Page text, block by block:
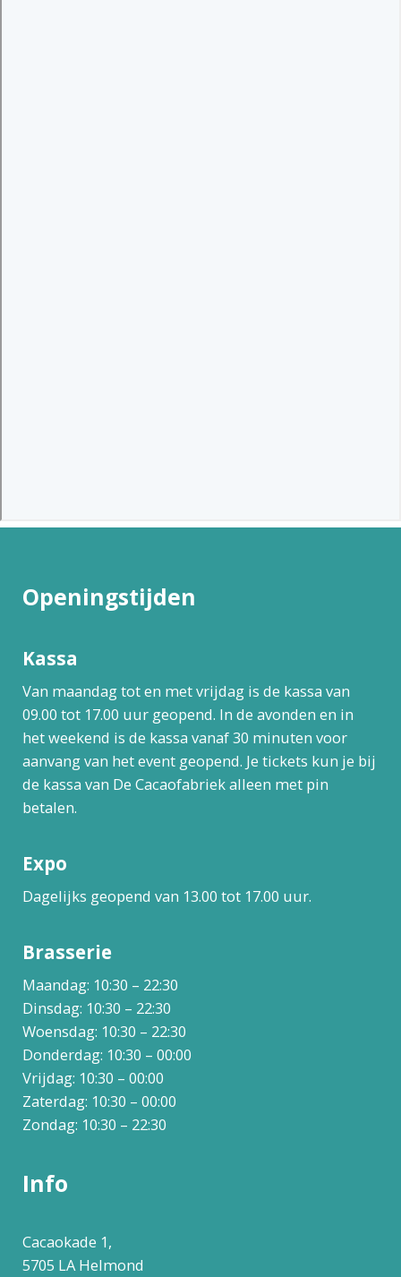
Openingstijden
Kassa
Van maandag tot en met vrijdag is de kassa van
09.00 tot 17.00 uur geopend. In de avonden en in
het weekend is de kassa vanaf 30 minuten voor
aanvang van het event geopend. Je tickets kun je bij
de kassa van De Cacaofabriek alleen met pin
betalen.
Expo
Dagelijks geopend van 13.00 tot 17.00 uur.
Brasserie
Maandag: 10:30 – 22:30
Dinsdag: 10:30 – 22:30
Woensdag: 10:30 – 22:30
Donderdag: 10:30 – 00:00
Vrijdag: 10:30 – 00:00
Zaterdag: 10:30 – 00:00
Zondag: 10:30 – 22:30
Info
Cacaokade 1,
5705 LA Helmond